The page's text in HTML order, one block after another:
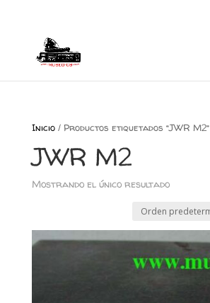
Inicio/ Productos etiquetados “JWR M2”
JWR M2
Mostrando el único resultado